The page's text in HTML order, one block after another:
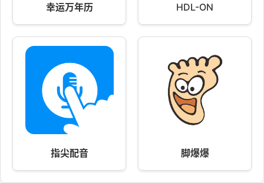
幸运万年历 HDL-ON
指尖配音 脚爆爆